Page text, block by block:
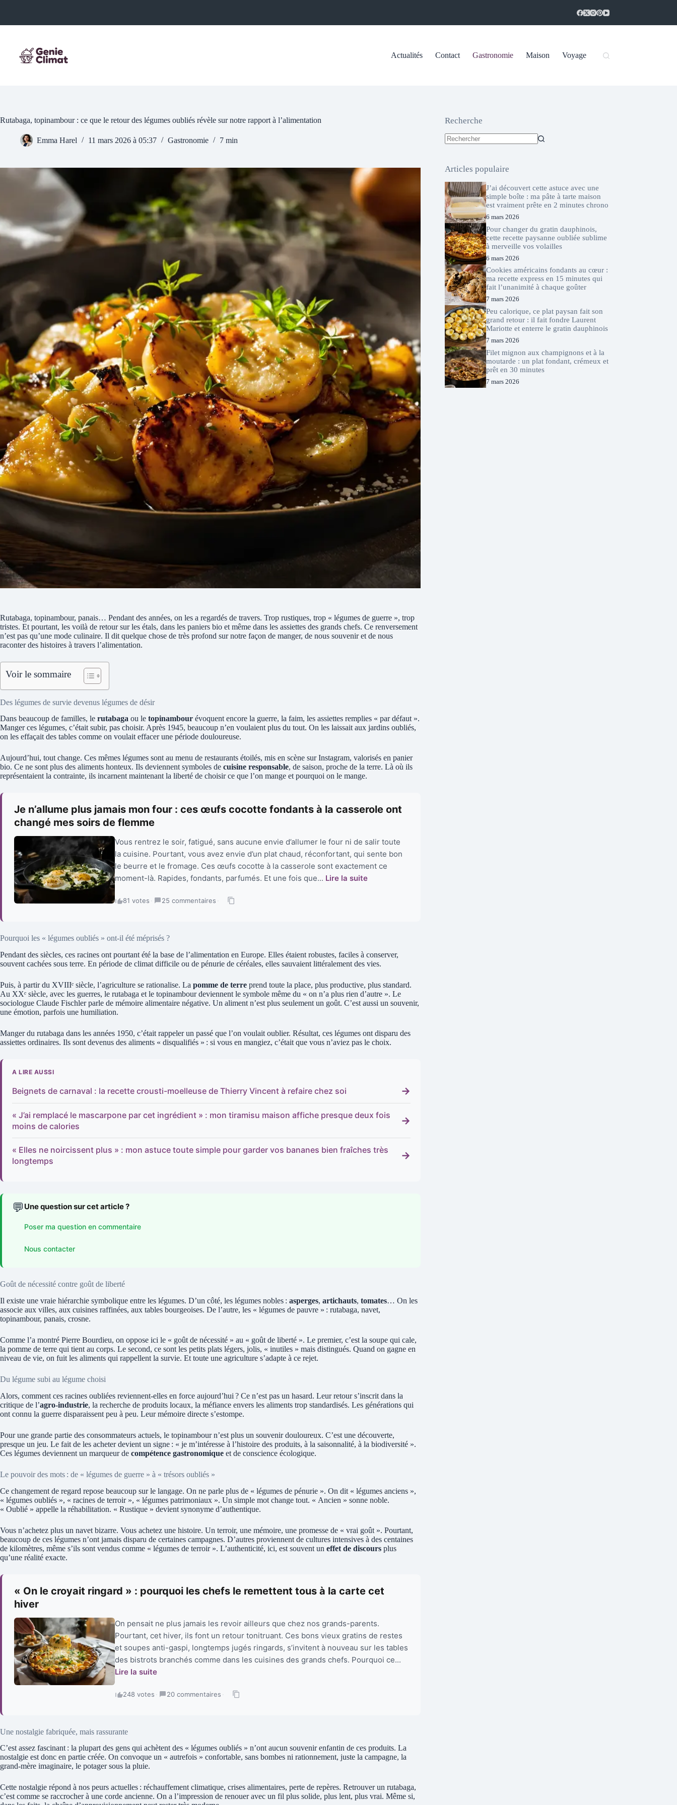
Actualités Contact Gastronomie Maison Voyage
Rutabaga, topinambour : ce que le retour des légumes oubliés révèle sur notre rapport à l’alimentation
Emma Harel 11 mars 2026 à 05:37 Gastronomie 7 min
Rutabaga, topinambour, panais… Pendant des années, on les a regardés de travers. Trop rustiques, trop « légumes de guerre », trop
tristes. Et pourtant, les voilà de retour sur les étals, dans les paniers bio et même dans les assiettes des grands chefs. Ce renversement
n’est pas qu’une mode culinaire. Il dit quelque chose de très profond sur notre façon de manger, de nous souvenir et de nous
raconter des histoires à travers l’alimentation.
Voir le sommaire
Des légumes de survie devenus légumes de désir
Dans beaucoup de familles, le rutabaga ou le topinambour évoquent encore la guerre, la faim, les assiettes remplies « par défaut ».
Manger ces légumes, c’était subir, pas choisir. Après 1945, beaucoup n’en voulaient plus du tout. On les laissait aux jardins oubliés,
on les effaçait des tables comme on voulait effacer une période douloureuse.
Aujourd’hui, tout change. Ces mêmes légumes sont au menu de restaurants étoilés, mis en scène sur Instagram, valorisés en panier
bio. Ce ne sont plus des aliments honteux. Ils deviennent symboles de cuisine responsable, de saison, proche de la terre. Là où ils
représentaient la contrainte, ils incarnent maintenant la liberté de choisir ce que l’on mange et pourquoi on le mange.
Je n’allume plus jamais mon four : ces œufs cocotte fondants à la casserole ont
changé mes soirs de flemme
Vous rentrez le soir, fatigué, sans aucune envie d’allumer le four ni de salir toute
la cuisine. Pourtant, vous avez envie d’un plat chaud, réconfortant, qui sente bon
le beurre et le fromage. Ces œufs cocotte à la casserole sont exactement ce
moment-là. Rapides, fondants, parfumés. Et une fois que... Lire la suite
81 votes · 25 commentaires ·
Pourquoi les « légumes oubliés » ont-il été méprisés ?
Pendant des siècles, ces racines ont pourtant été la base de l’alimentation en Europe. Elles étaient robustes, faciles à conserver,
souvent cachées sous terre. En période de climat difficile ou de pénurie de céréales, elles sauvaient littéralement des vies.
Puis, à partir du XVIIIᵉ siècle, l’agriculture se rationalise. La pomme de terre prend toute la place, plus productive, plus standard.
Au XXᵉ siècle, avec les guerres, le rutabaga et le topinambour deviennent le symbole même du « on n’a plus rien d’autre ». Le
sociologue Claude Fischler parle de mémoire alimentaire négative. Un aliment n’est plus seulement un goût. C’est aussi un souvenir,
une émotion, parfois une humiliation.
Manger du rutabaga dans les années 1950, c’était rappeler un passé que l’on voulait oublier. Résultat, ces légumes ont disparu des
assiettes ordinaires. Ils sont devenus des aliments « disqualifiés » : si vous en mangiez, c’était que vous n’aviez pas le choix.
A LIRE AUSSI
Beignets de carnaval : la recette crousti-moelleuse de Thierry Vincent à refaire chez soi →
« J’ai remplacé le mascarpone par cet ingrédient » : mon tiramisu maison affiche presque deux fois
moins de calories
→
« Elles ne noircissent plus » : mon astuce toute simple pour garder vos bananes bien fraîches très
longtemps
→
💬 Une question sur cet article ?
Poser ma question en commentaire
Nous contacter
Goût de nécessité contre goût de liberté
Il existe une vraie hiérarchie symbolique entre les légumes. D’un côté, les légumes nobles : asperges, artichauts, tomates… On les
associe aux villes, aux cuisines raffinées, aux tables bourgeoises. De l’autre, les « légumes de pauvre » : rutabaga, navet,
topinambour, panais, crosne.
Comme l’a montré Pierre Bourdieu, on oppose ici le « goût de nécessité » au « goût de liberté ». Le premier, c’est la soupe qui cale,
la pomme de terre qui tient au corps. Le second, ce sont les petits plats légers, jolis, « inutiles » mais distingués. Quand on gagne en
niveau de vie, on fuit les aliments qui rappellent la survie. Et toute une agriculture s’adapte à ce rejet.
Du légume subi au légume choisi
Alors, comment ces racines oubliées reviennent-elles en force aujourd’hui ? Ce n’est pas un hasard. Leur retour s’inscrit dans la
critique de l’agro-industrie, la recherche de produits locaux, la méfiance envers les aliments trop standardisés. Les générations qui
ont connu la guerre disparaissent peu à peu. Leur mémoire directe s’estompe.
Pour une grande partie des consommateurs actuels, le topinambour n’est plus un souvenir douloureux. C’est une découverte,
presque un jeu. Le fait de les acheter devient un signe : « je m’intéresse à l’histoire des produits, à la saisonnalité, à la biodiversité ».
Ces légumes deviennent un marqueur de compétence gastronomique et de conscience écologique.
Le pouvoir des mots : de « légumes de guerre » à « trésors oubliés »
Ce changement de regard repose beaucoup sur le langage. On ne parle plus de « légumes de pénurie ». On dit « légumes anciens »,
« légumes oubliés », « racines de terroir », « légumes patrimoniaux ». Un simple mot change tout. « Ancien » sonne noble.
« Oublié » appelle la réhabilitation. « Rustique » devient synonyme d’authentique.
Vous n’achetez plus un navet bizarre. Vous achetez une histoire. Un terroir, une mémoire, une promesse de « vrai goût ». Pourtant,
beaucoup de ces légumes n’ont jamais disparu de certaines campagnes. D’autres proviennent de cultures intensives à des centaines
de kilomètres, même s’ils sont vendus comme « légumes de terroir ». L’authenticité, ici, est souvent un effet de discours plus
qu’une réalité exacte.
« On le croyait ringard » : pourquoi les chefs le remettent tous à la carte cet
hiver
On pensait ne plus jamais les revoir ailleurs que chez nos grands-parents.
Pourtant, cet hiver, ils font un retour tonitruant. Ces bons vieux gratins de restes
et soupes anti-gaspi, longtemps jugés ringards, s’invitent à nouveau sur les tables
des bistrots branchés comme dans les cuisines des grands chefs. Pourquoi ce...
Lire la suite
248 votes · 20 commentaires ·
Une nostalgie fabriquée, mais rassurante
C’est assez fascinant : la plupart des gens qui achètent des « légumes oubliés » n’ont aucun souvenir enfantin de ces produits. La
nostalgie est donc en partie créée. On convoque un « autrefois » confortable, sans bombes ni rationnement, juste la campagne, la
grand-mère imaginaire, le potager sous la pluie.
Cette nostalgie répond à nos peurs actuelles : réchauffement climatique, crises alimentaires, perte de repères. Retrouver un rutabaga,
c’est comme se raccrocher à une corde ancienne. On a l’impression de renouer avec un fil plus solide, plus lent, plus vrai. Même si,
Recherche
Articles populaire
J’ai découvert cette astuce avec une
simple boîte : ma pâte à tarte maison
est vraiment prête en 2 minutes chrono
6 mars 2026
Pour changer du gratin dauphinois,
cette recette paysanne oubliée sublime
à merveille vos volailles
6 mars 2026
Cookies américains fondants au cœur :
ma recette express en 15 minutes qui
fait l’unanimité à chaque goûter
7 mars 2026
Peu calorique, ce plat paysan fait son
grand retour : il fait fondre Laurent
Mariotte et enterre le gratin dauphinois
7 mars 2026
Filet mignon aux champignons et à la
moutarde : un plat fondant, crémeux et
prêt en 30 minutes
7 mars 2026